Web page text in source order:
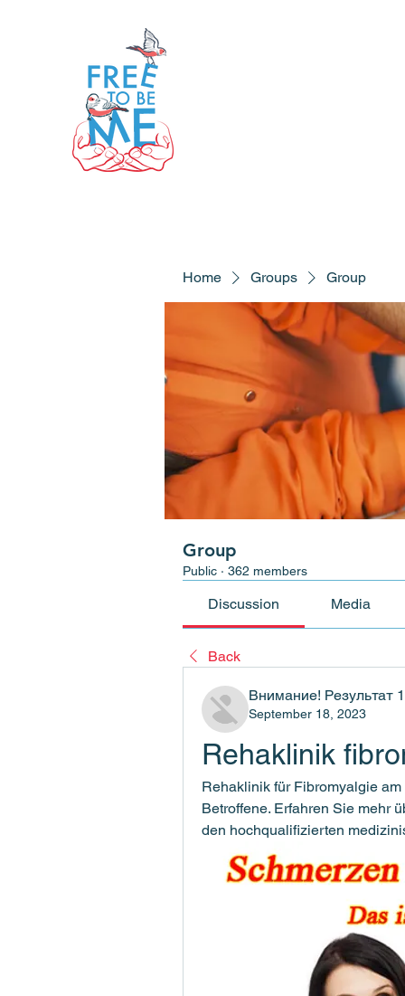
Home Groups Group
Group
Public · 362 members
Discussion Media
Back
Внимание! Результат
September 18, 2023
Rehaklinik
Rehaklinik für Fibromyalgie
Betroffene. Erfahren Sie mehr
den hochqualifizierten